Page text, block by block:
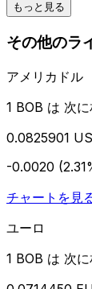
もっと見る
その他のラ
アメリカドル
1 BOB は 次に
0.0825901
-0.0020
チャートを見
ユーロ
1 BOB は 次に